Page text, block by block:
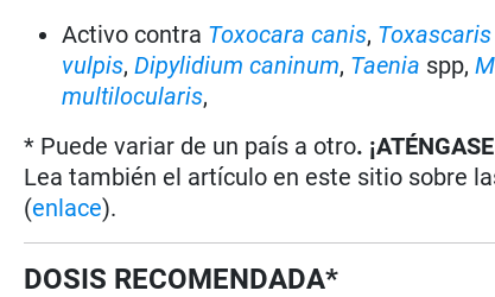
Activo contra Toxocara canis,
vulpis,Dipylidium caninum, Taenia spp,
multilocularis,
* Puede variar de un país a otro.
Lea también el artículo en este sitio sobre
(enlace).
DOSIS RECOMENDADA*